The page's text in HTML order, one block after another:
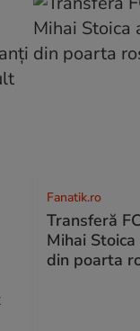
Fanatik.ro
Transferă
Mihai
din poarta